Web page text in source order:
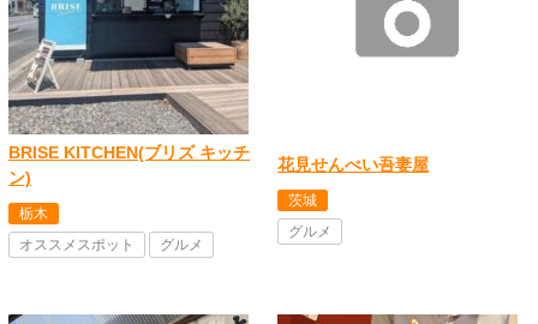
BRISE KITCHEN(ブリズ キッチ
ン)
栃木
オススメスポット
グルメ
花見せんべい吾妻屋
茨城
グルメ